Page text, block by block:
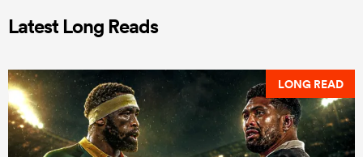
Latest Long Reads
LONG READ